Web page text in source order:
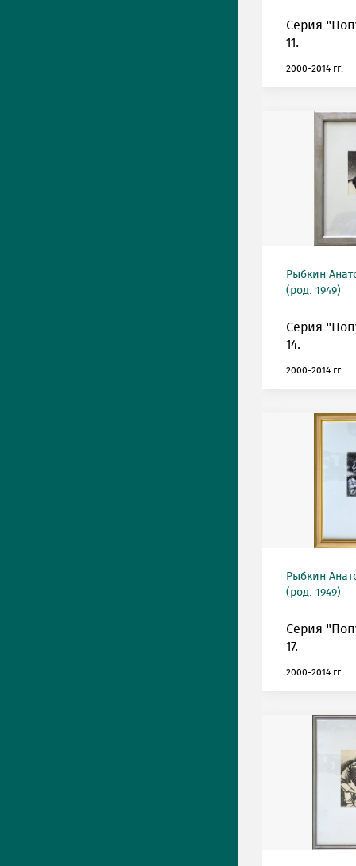
Серия
11.
2000-2014 гг.
Рыбкин
(род. 1949)
Серия
14.
2000-2014 гг.
Рыбкин
(род. 1949)
Серия
17.
2000-2014 гг.